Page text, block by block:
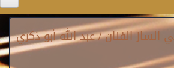
الفنان / عبد الله أبو ذكري